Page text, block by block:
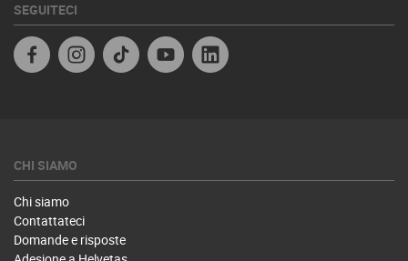
SEGUITECI
Facebook ITInstagramTikTok Youtube
CHI SIAMO
Chi siamo
Contattateci
Domande e risposte